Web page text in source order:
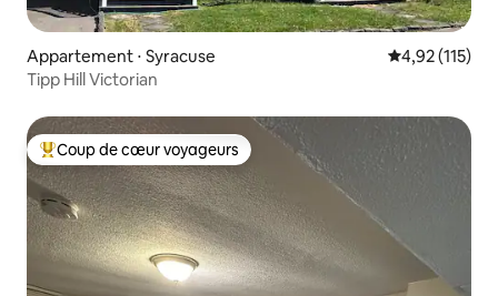
Appartement ⋅ Syracuse Évaluation
4,92 (115)
Tipp Hill Victorian
Coups de cœur voyageurs les plus appréciés
Coup de cœur voyageurs